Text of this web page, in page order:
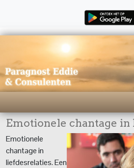
Emotionele chantage
Emotionele
chantage in
liefdesrelaties. Een